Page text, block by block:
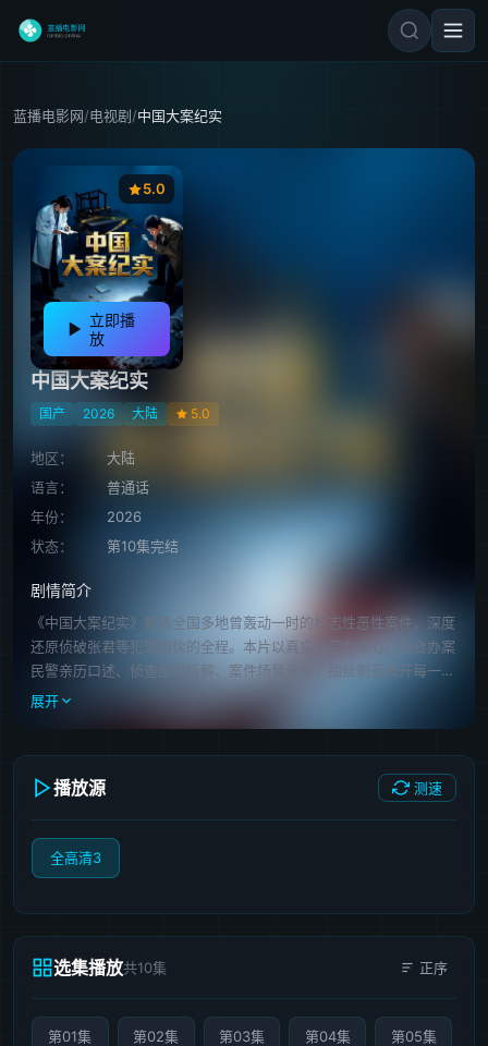
蓝播电影网/电视剧/中国大案纪实
5.0
立即播
放
中国大案纪实
国产 2026 大陆 5.0
地区：
大陆
语言：
普通话
年份：
2026
状态：
第10集完结
剧情简介
《中国大案纪实》聚焦全国多地曾轰动一时的标志性恶性案件，深度
还原侦破张君等犯罪团伙的全程。本片以真实卷宗为核心，结合办案
民警亲历口述、侦查细节拆解、案件场景还原，抽丝剥茧揭开每一起
大案的案发始末与侦破攻坚之路，记录公安干警与亡命之徒的生死较
展开
播放源 测速
全高清3
选集播放共10集 正序
第01集 第02集 第03集 第04集 第05集